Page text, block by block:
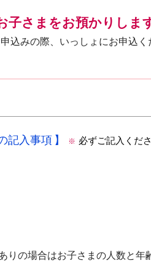
子さまをお預かりしま
込みの際、いっしょにお申込
記入事項 ※ 必ずご記入くだ
りの場合はお子さまの人数と年